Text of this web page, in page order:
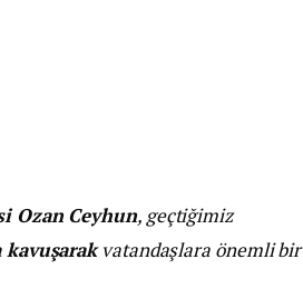
Ozan Ceyhun, geçtiğimiz
kavuşarakvatandaşlara önemli bir